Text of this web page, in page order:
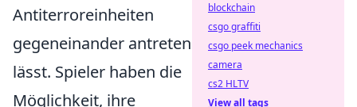
Antiterroreinheiten
gegeneinander antreten
lässt. Spieler haben die
Möglichkeit, ihre
blockchain
csgo graffiti
csgo peek mechanics
camera
cs2 HLTV
View all tags